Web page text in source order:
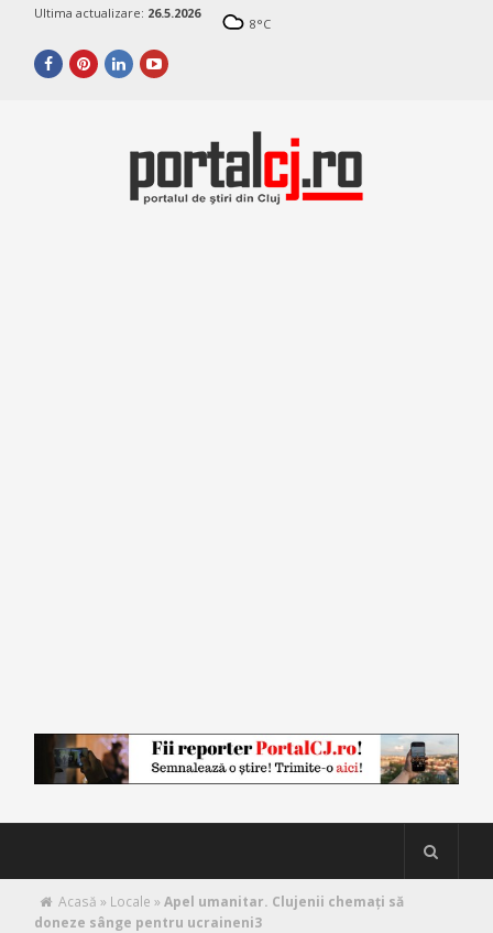
Ultima actualizare: 26.5.2026
8°C
Acasă » Locale »Apel umanitar. Clujenii chemați să
doneze sânge pentru ucraineni3